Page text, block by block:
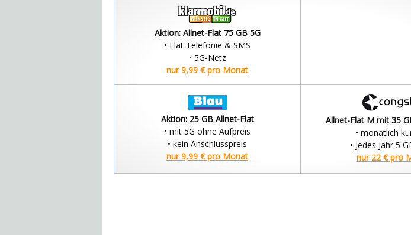
Aktion: Allnet-Flat 75 GB 5G
• Flat Telefonie & SMS
• 5G-Netz
nur 9,99 € pro Monat
Aktion: 25 GB Allnet-Flat
• mit 5G ohne Aufpreis
• kein Anschlusspreis
nur 9,99 € pro Monat
Allnet-Flat M mit 35
• monatlich
• Jedes Jahr 5
nur 22 € pro